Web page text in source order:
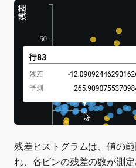
残差ヒストグラムは、値の
れ、各ビンの残差の数が測定